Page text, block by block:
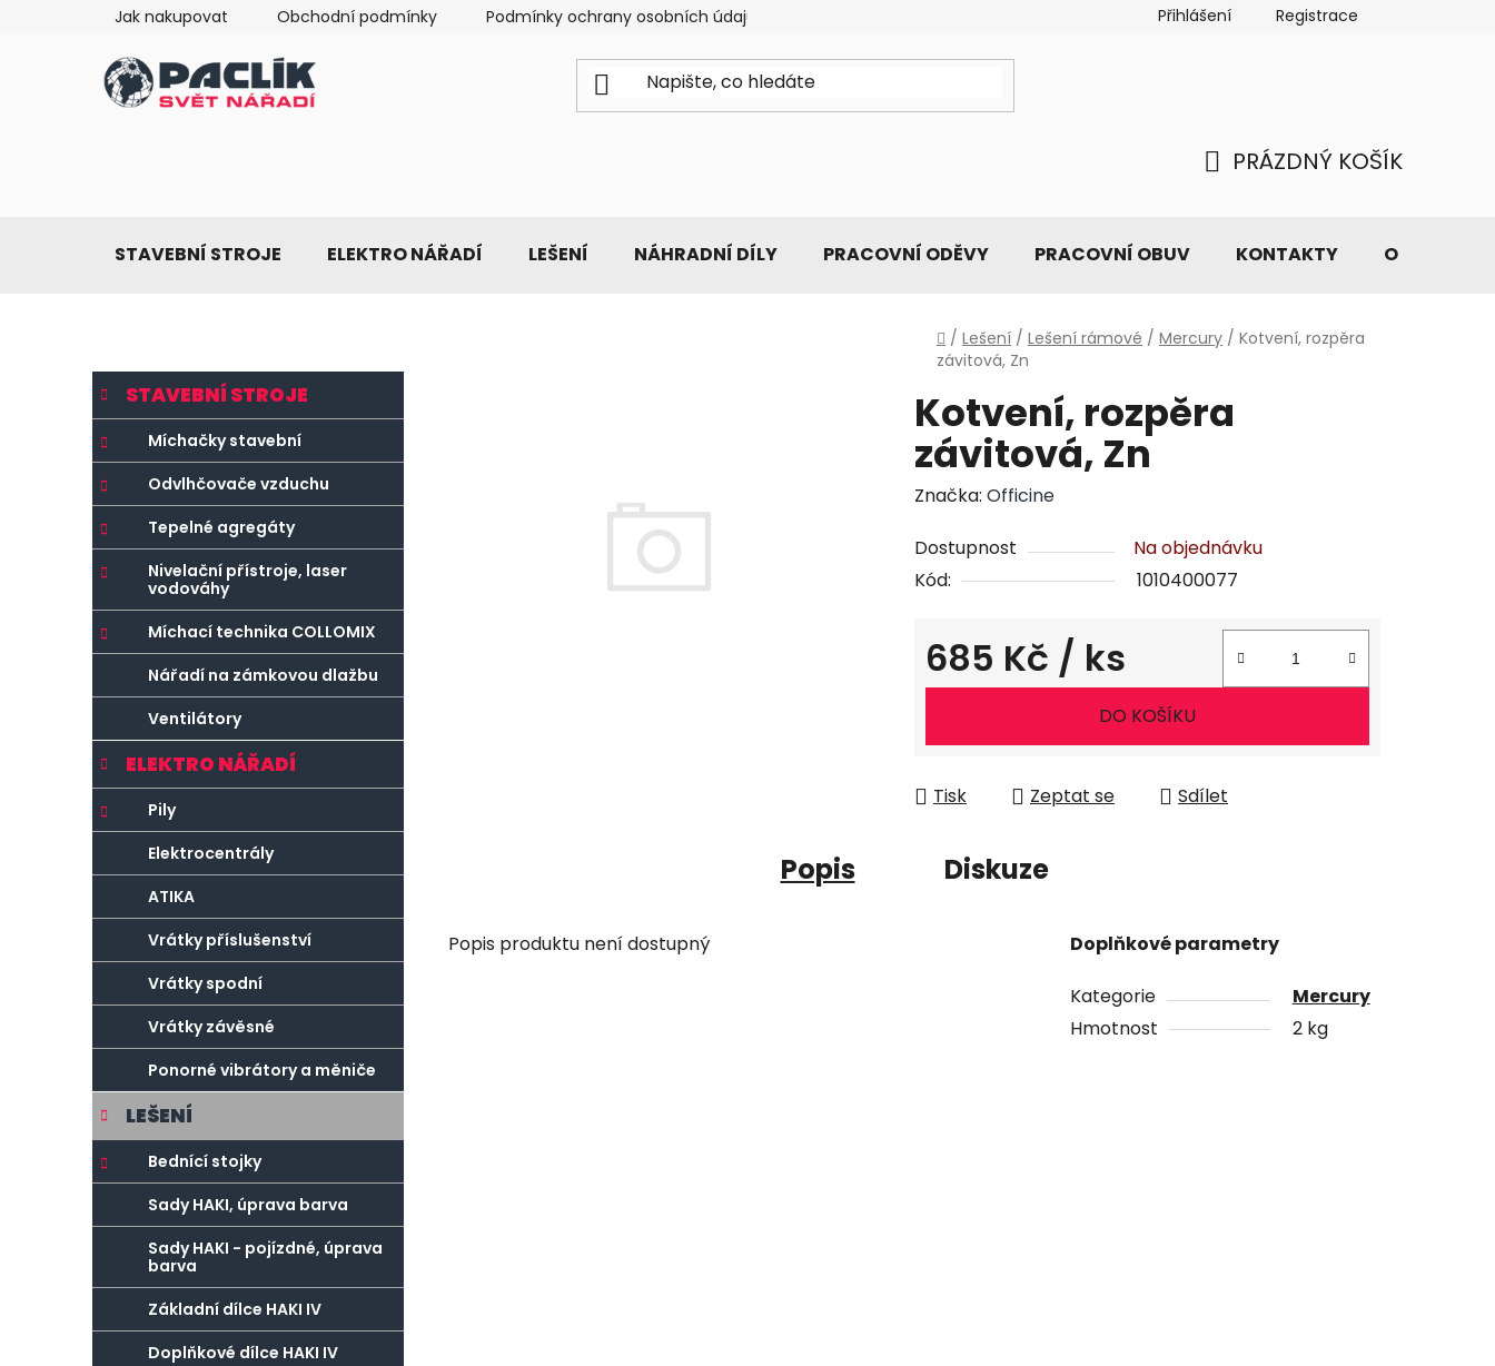
Jak nakupovat Obchodní podmínky Podmínky ochrany osobních údajů Přihlášení Registrace
KOŠÍK
PRÁZDNÝ KOŠÍK
STAVEBNÍ STROJE ELEKTRO NÁŘADÍ LEŠENÍ NÁHRADNÍ DÍLY PRACOVNÍ ODĚVY PRACOVNÍ OBUV KONTAKTY O NÁS
Domů
/ Lešení / Lešení rámové / Mercury / Kotvení, rozpěra
závitová, Zn
P
o
s
t
r
a
n
n
í
p
n
e
Přeskočit
kategorie
K
a
e
g
o
i
e
STAVEBNÍ STROJE
Míchačky stavební
Odvlhčovače vzduchu
Tepelné agregáty
Nivelační přístroje, laser
vodováhy
Míchací technika COLLOMIX
Nářadí na zámkovou dlažbu
Ventilátory
ELEKTRO NÁŘADÍ
Pily
Elektrocentrály
ATIKA
Vrátky příslušenství
Vrátky spodní
Vrátky závěsné
Ponorné vibrátory a měniče
LEŠENÍ
Bednící stojky
Sady HAKI, úprava barva
Sady HAKI - pojízdné, úprava
barva
Základní dílce HAKI IV
Doplňkové dílce HAKI IV
Kotvení, rozpěra
závitová, Zn
Značka: Officine
Dostupnost
Na objednávku
Kód:
1010400077
685 Kč / ks
Měrná cena:
DO KOŠÍKU
Tisk Zeptat se Sdílet
Popis Diskuze
Popis produktu není dostupný Doplňkové parametry
Kategorie
Mercury
Hmotnost
2 kg